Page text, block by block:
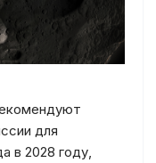
для
в 2028 году,